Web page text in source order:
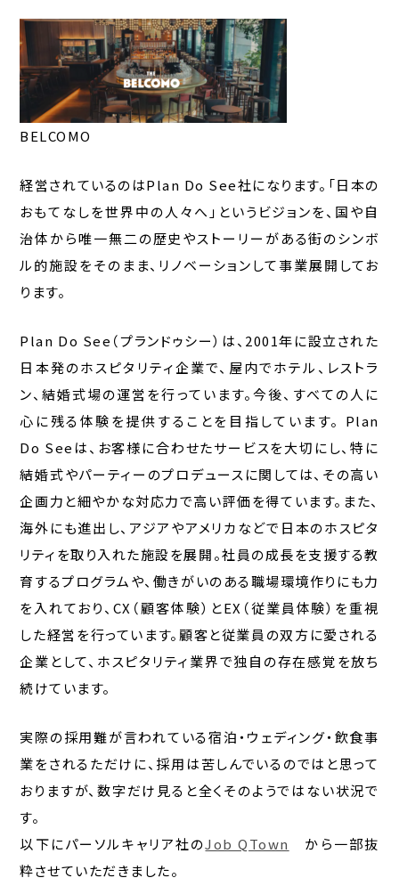
BELCOMO
経営されているのはPlan Do See社になります。「日本の
おもてなしを世界中の人々へ」というビジョンを、国や自
治体から唯一無二の歴史やストーリーがある街のシンボ
ル的施設をそのまま、リノベーションして事業展開してお
ります。
Plan Do See（プランドゥシー）は、2001年に設立された
日本発のホスピタリティ企業で、屋内でホテル、レストラ
ン、結婚式場の運営を行っています。今後、すべての人に
心に残る体験を提供することを目指しています。 Plan
Do Seeは、お客様に合わせたサービスを大切にし、特に
結婚式やパーティーのプロデュースに関しては、その高い
企画力と細やかな対応力で高い評価を得ています。また、
海外にも進出し、アジアやアメリカなどで日本のホスピタ
リティを取り入れた施設を展開。社員の成長を支援する教
育するプログラムや、働きがいのある職場環境作りにも力
を入れており、CX（顧客体験）とEX（従業員体験）を重視
した経営を行っています。顧客と従業員の双方に愛される
企業として、ホスピタリティ業界で独自の存在感覚を放ち
続けています。
実際の採用難が言われている宿泊・ウェディング・飲食事
業をされるただけに、採用は苦しんでいるのではと思って
おりますが、数字だけ見ると全くそのようではない状況で
す。
以下にパーソルキャリア社のJob QTown
から一部抜
粋させていただきました。